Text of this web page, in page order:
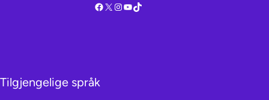
Facebook
X Instagram
YouTube
TikTok
Tilgjengelige språk